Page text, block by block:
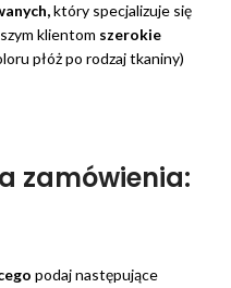
który specjalizuje się
klientom szerokie
płóż po rodzaj tkaniny)
zamówienia:
podaj następujące